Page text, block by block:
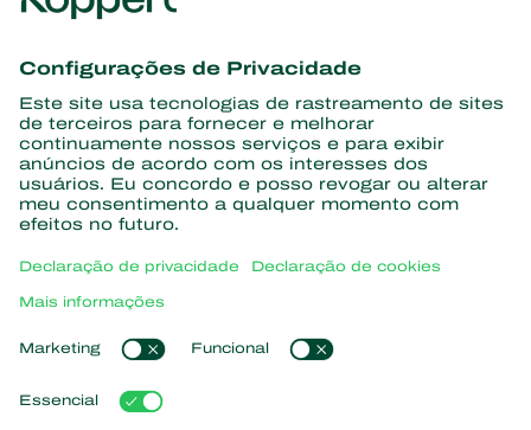
informações
Assine aqui
Parceiros com a natureza
Vespas Parasitoides
Nematoides benéficos
Microorganismos benéficos
Proteção de culturas
Sobre a Koppert
Centro de informações
Trabalhe na Koppert
Links de Interesse
Natutec